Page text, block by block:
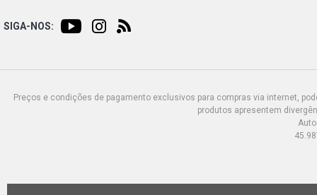
SIGA-NOS:
Preços e condições de pagamento exclusivos para compras via internet,
produtos apresentem